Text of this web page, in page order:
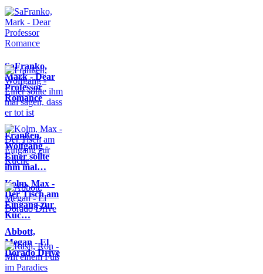
SaFranko,
Mark - Dear
Professor
Romance
Franßen,
Wolfgang -
Einer sollte
ihm mal…
Kolm, Max -
Der Tisch am
Eingang zur
Küc…
Abbott,
Megan - El
Dorado Drive